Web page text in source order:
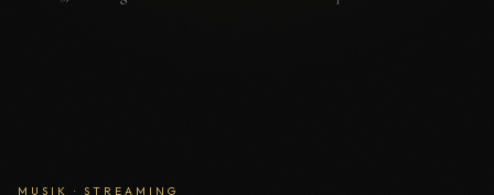
MUSIK · STREAMING